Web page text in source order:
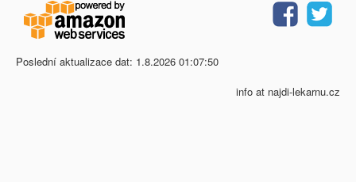
Poslední aktualizace dat: 1.8.2026 01:07:50
info at najdi-lekarnu.cz